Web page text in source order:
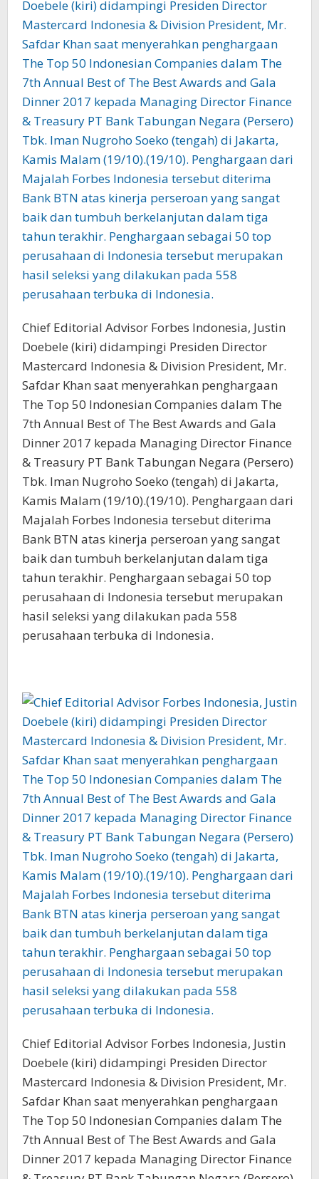
Chief Editorial Advisor Forbes Indonesia, Justin
Doebele (kiri) didampingi Presiden Director
Mastercard Indonesia & Division President, Mr.
Safdar Khan saat menyerahkan penghargaan
The Top 50 Indonesian Companies dalam The
7th Annual Best of The Best Awards and Gala
Dinner 2017 kepada Managing Director Finance
& Treasury PT Bank Tabungan Negara (Persero)
Tbk. Iman Nugroho Soeko (tengah) di Jakarta,
Kamis Malam (19/10).(19/10). Penghargaan dari
Majalah Forbes Indonesia tersebut diterima
Bank BTN atas kinerja perseroan yang sangat
baik dan tumbuh berkelanjutan dalam tiga
tahun terakhir. Penghargaan sebagai 50 top
perusahaan di Indonesia tersebut merupakan
hasil seleksi yang dilakukan pada 558
perusahaan terbuka di Indonesia.
Chief Editorial Advisor Forbes Indonesia, Justin
Doebele (kiri) didampingi Presiden Director
Mastercard Indonesia & Division President, Mr.
Safdar Khan saat menyerahkan penghargaan
The Top 50 Indonesian Companies dalam The
7th Annual Best of The Best Awards and Gala
Dinner 2017 kepada Managing Director Finance